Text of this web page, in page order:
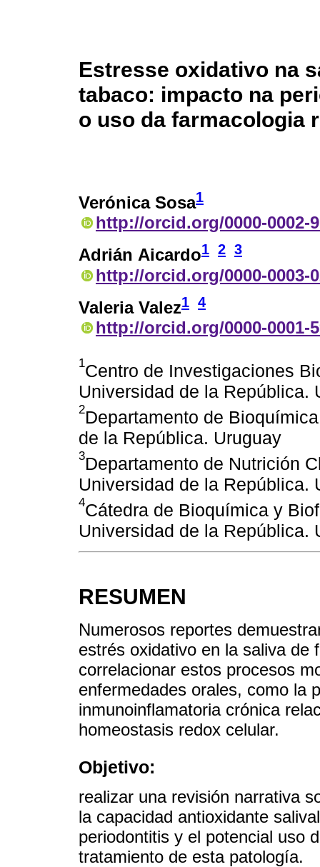
Estresse oxidativo na
tabaco: impacto na
o uso da farmacologia
Verónica Sosa1
http://orcid.org/0000-0002-
Adrián Aicardo1 2 3
http://orcid.org/0000-0003-
Valeria Valez1 4
http://orcid.org/0000-0001-
1Centro de Investigaciones
Universidad de la República.
2Departamento de
de la República. Uruguay
3Departamento de Nutrición
Universidad de la República.
4Cátedra de Bioquímica y
Universidad de la República.
RESUMEN
Numerosos reportes
estrés oxidativo en la saliva de
correlacionar estos procesos
enfermedades orales, como la
inmunoinflamatoria crónica
homeostasis redox celular.
Objetivo:
realizar una revisión narrativa
la capacidad antioxidante
periodontitis y el potencial uso
tratamiento de esta patología.